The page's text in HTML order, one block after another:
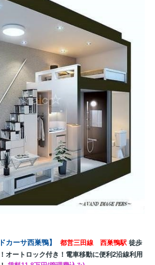
カーサ西巣鴨】 都営三田線 西巣鴨駅 徒歩
オートロック付き！電車移動に便利2沿線利用